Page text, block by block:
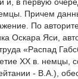
Причем
По
Оскара Яси,
«Распад
ХХ в. немцы,
- В.А.),